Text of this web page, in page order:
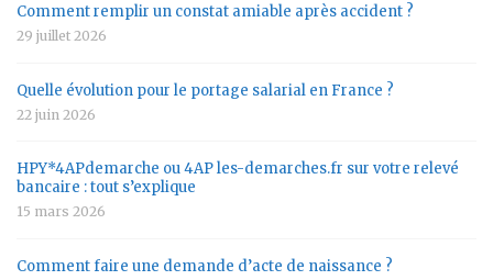
Comment remplir un constat amiable après accident ?
29 juillet 2026
Quelle évolution pour le portage salarial en France ?
22 juin 2026
HPY*4APdemarche ou 4AP les-demarches.fr sur votre relevé
bancaire : tout s’explique
15 mars 2026
Comment faire une demande d’acte de naissance ?